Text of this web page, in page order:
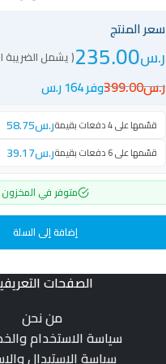
سعر المنتج
ر.س235.00( يشمل الضريبة
ر.س399.00وفر 164 ر.س
قسّمها على 4 دفعات بقيمة ر.س58.75
قسّمها على 6 دفعات بقيمة ر.س39.17
متوفر في المخزون
إضافة إلى السلة
الصفحات
من نحن
سياسة الاستخدام
سياسة الاستبدال